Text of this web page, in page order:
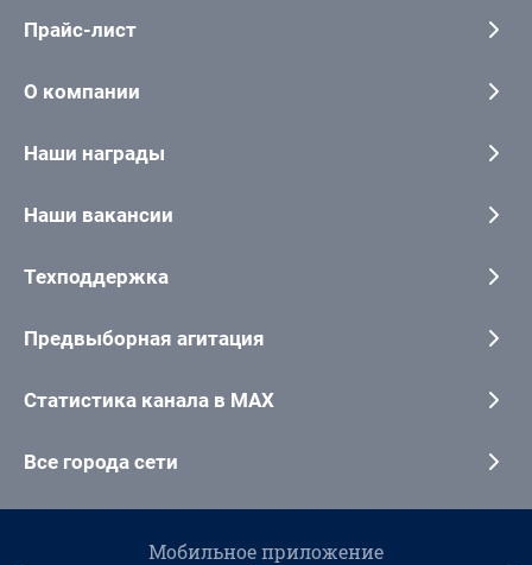
Прайс-лист
О компании
Наши награды
Наши вакансии
Техподдержка
Предвыборная агитация
Статистика канала в MAX
Все города сети
Мобильное приложение